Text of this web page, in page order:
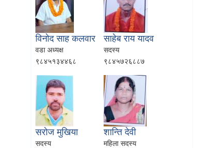
विनोद साह कलवार
वडा अध्यक्ष
९८४५१३४४६८
साहेब राय यादव
सदस्य
९८४५७२६८८७
सरोज मुखिया
सदस्य
शान्‍ति देवी
महिला सदस्य